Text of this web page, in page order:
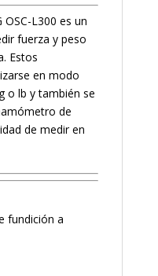
L300 es un
fuerza y peso
Estos
en modo
o lb y también se
de
de medir en
fundición a